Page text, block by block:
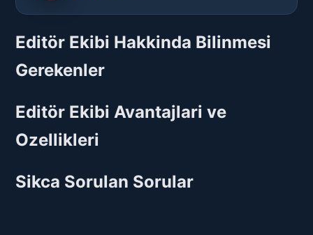
Editör Ekibi Hakkinda Bilinmesi
Gerekenler
Editör Ekibi Avantajlari ve
Ozellikleri
Sikca Sorulan Sorular